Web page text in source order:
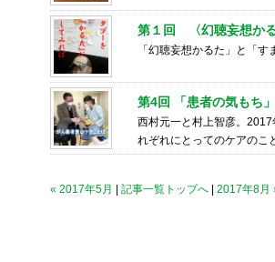
第１回 〈幻聴妄想か
「幻聴妄想かるた」と「
第4回 「患者の気もち
西村元一と村上智彦。
れぞれにとってのケアのこ
« 2017年5月 記事一覧トップへ 2017年8月